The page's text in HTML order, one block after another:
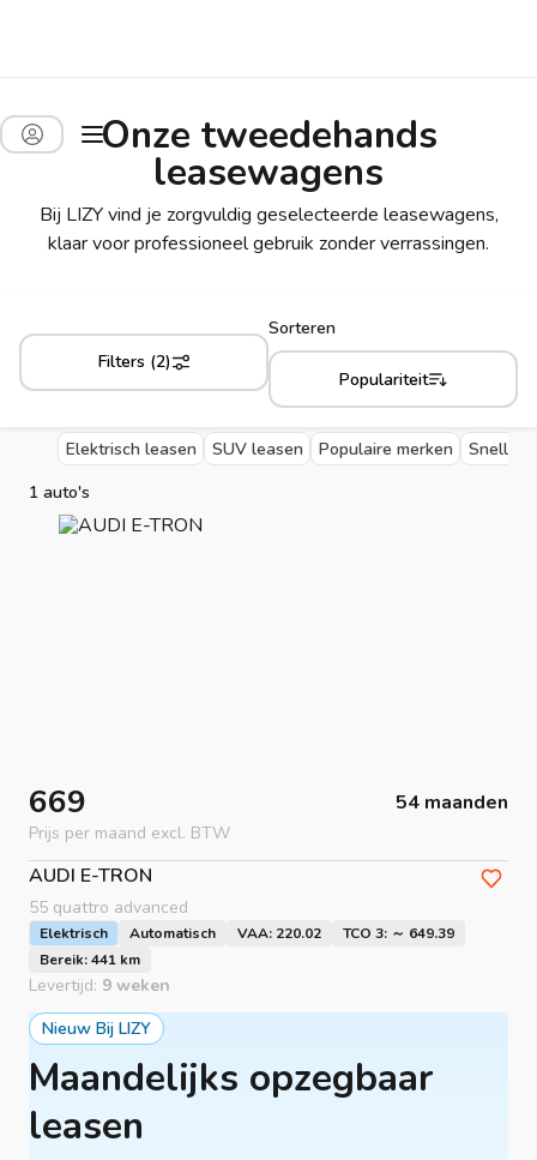
Onze tweedehands
leasewagens
Bij LIZY vind je zorgvuldig geselecteerde leasewagens,
klaar voor professioneel gebruik zonder verrassingen.
Filters (2)
Sorteren
Populariteit
Elektrisch leasen SUV leasen Populaire merken
Snelle
1 auto's
669 54 maanden
Prijs per maand excl. BTW
AUDI E-TRON
55 quattro advanced
Elektrisch Automatisch VAA: 220.02
TCO 3: ～ 649.39
Bereik: 441 km
Levertijd: 9 weken
Nieuw Bij LIZY
Maandelijks opzegbaar
leasen